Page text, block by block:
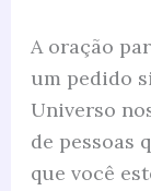
A oração
um pedido
Universo
de pessoas
que você